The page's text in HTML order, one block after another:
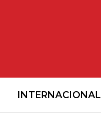
INTERNACIONAL